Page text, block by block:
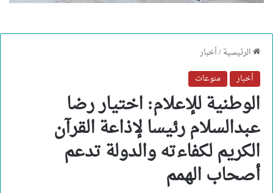
الرئيسية/أخبار
أخبار
منوعات
الوطنية للإعلام: اختيار رضا
عبدالسلام رئيسا لإذاعة القرآن
الكريم لكفاءته والدولة تدعم
أصحاب الهمم